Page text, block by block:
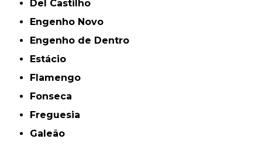
Del Castilho
Engenho Novo
Engenho de Dentro
Estácio
Flamengo
Fonseca
Freguesia
Galeão